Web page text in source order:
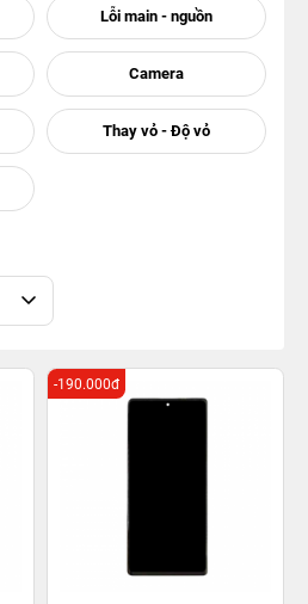
-190.000đ